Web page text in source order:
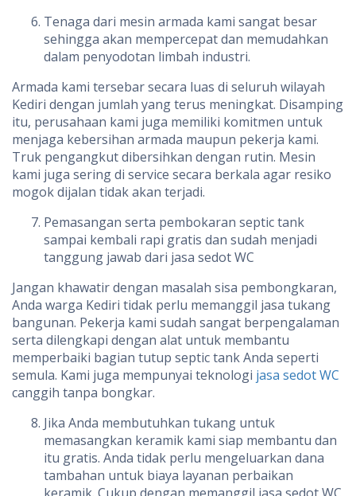
Tenaga dari mesin armada kami sangat besar
sehingga akan mempercepat dan memudahkan
dalam penyodotan limbah industri.
Armada kami tersebar secara luas di seluruh wilayah
Kediri dengan jumlah yang terus meningkat. Disamping
itu, perusahaan kami juga memiliki komitmen untuk
menjaga kebersihan armada maupun pekerja kami.
Truk pengangkut dibersihkan dengan rutin. Mesin
kami juga sering di service secara berkala agar resiko
mogok dijalan tidak akan terjadi.
Pemasangan serta pembokaran septic tank
sampai kembali rapi gratis dan sudah menjadi
tanggung jawab dari jasa sedot WC
Jangan khawatir dengan masalah sisa pembongkaran,
Anda warga Kediri tidak perlu memanggil jasa tukang
bangunan. Pekerja kami sudah sangat berpengalaman
serta dilengkapi dengan alat untuk membantu
memperbaiki bagian tutup septic tank Anda seperti
semula. Kami juga mempunyai teknologi jasa sedot WC
canggih tanpa bongkar.
Jika Anda membutuhkan tukang untuk
memasangkan keramik kami siap membantu dan
itu gratis. Anda tidak perlu mengeluarkan dana
tambahan untuk biaya layanan perbaikan